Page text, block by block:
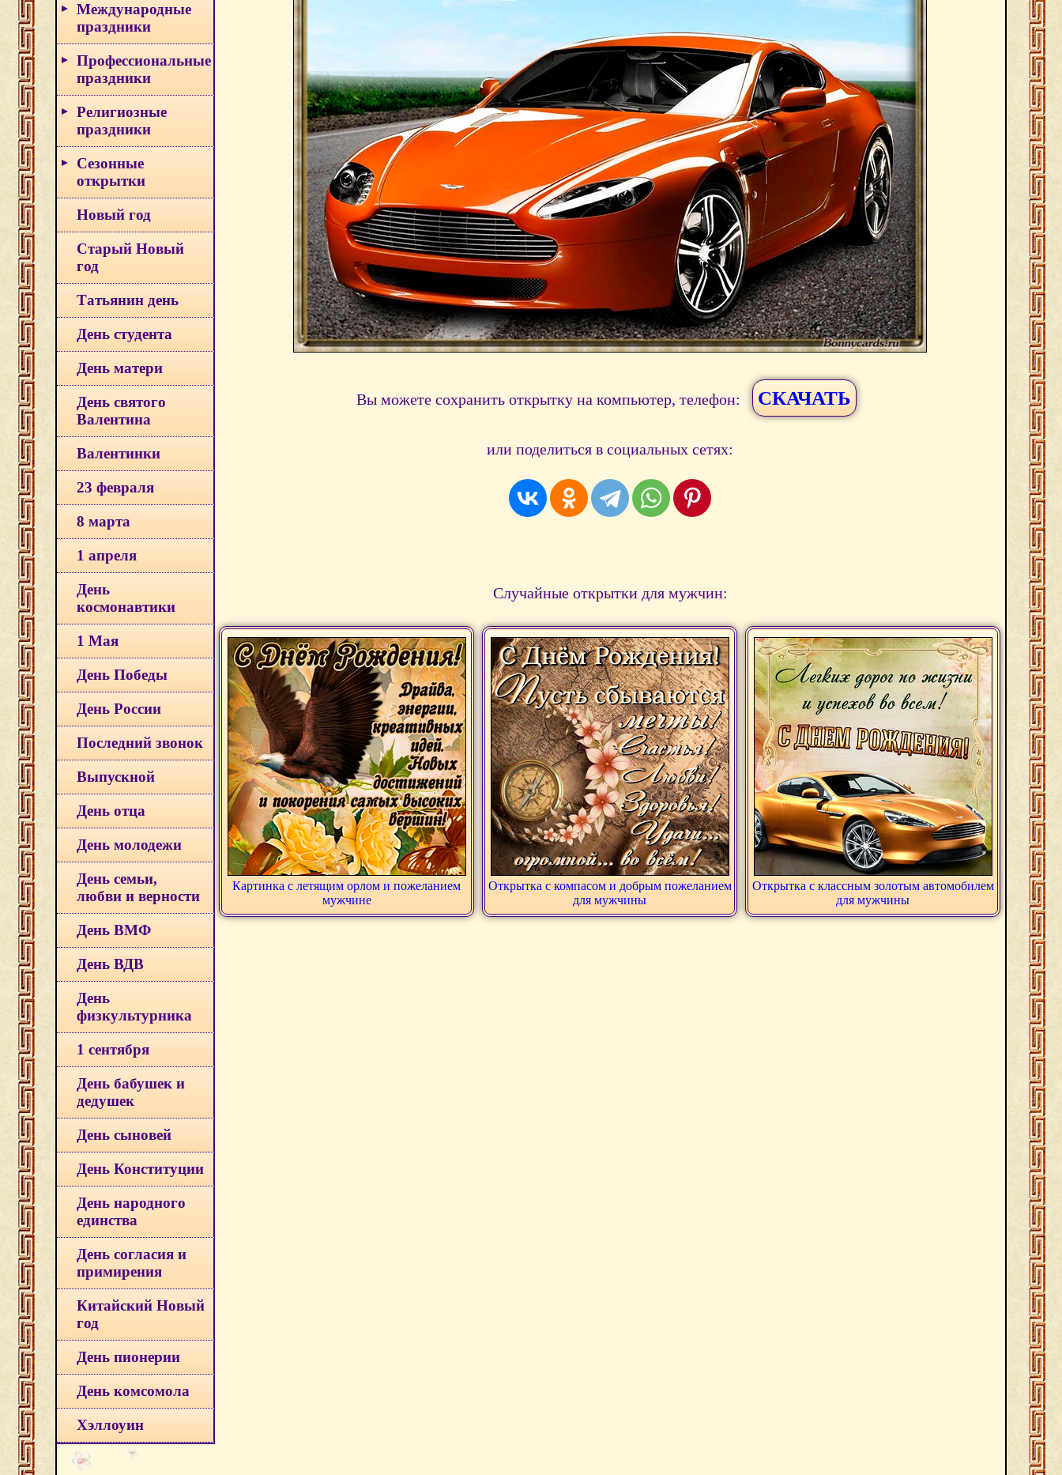
Международные
праздники
Профессиональные
праздники
Религиозные
праздники
Сезонные
открытки
Новый год
Старый Новый
год
Татьянин день
День студента
День матери
День святого
Валентина
Валентинки
23 февраля
8 марта
1 апреля
День
космонавтики
1 Мая
День Победы
День России
Последний звонок
Выпускной
День отца
День молодежи
День семьи,
любви и верности
День ВМФ
День ВДВ
День
физкультурника
1 сентября
День бабушек и
дедушек
День сыновей
День Конституции
День народного
единства
День согласия и
примирения
Китайский Новый
год
День пионерии
День комсомола
Хэллоуин
Вы можете сохранить открытку на компьютер, телефон: СКАЧАТЬ
или поделиться в социальных сетях:
Случайные открытки для мужчин:
Картинка с летящим орлом и пожеланием
мужчине
Открытка с компасом и добрым пожеланием
для мужчины
Открытка с классным золотым автомобилем
для мужчины